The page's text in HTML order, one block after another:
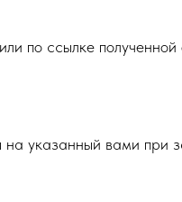
по ссылке полученной
на указанный вами при